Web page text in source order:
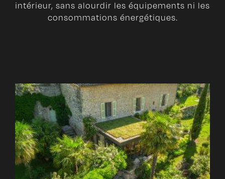
intérieur, sans alourdir les équipements ni les
consommations énergétiques.